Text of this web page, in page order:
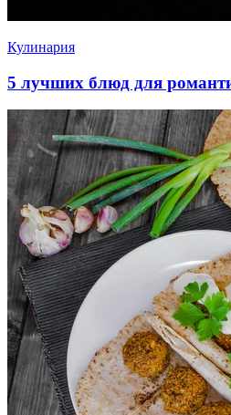
Кулинария
5 лучших блюд для